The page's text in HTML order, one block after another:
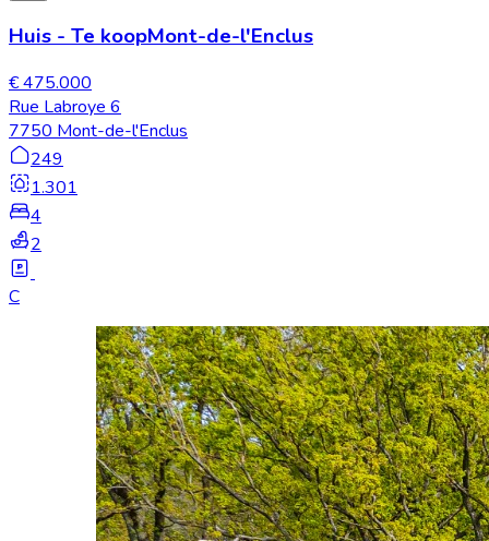
Huis - Te koopMont-de-l'Enclus
€ 475.000
Rue Labroye 6
7750 Mont-de-l'Enclus
249
1.301
4
2
C